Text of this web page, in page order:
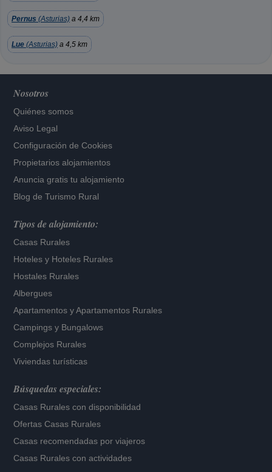
Pernus (Asturias) a 4,4 km
Lue (Asturias) a 4,5 km
Nosotros
Quiénes somos
Aviso Legal
Configuración de Cookies
Propietarios alojamientos
Anuncia gratis tu alojamiento
Blog de Turismo Rural
Tipos de alojamiento:
Casas Rurales
Hoteles y Hoteles Rurales
Hostales Rurales
Albergues
Apartamentos yApartamentos Rurales
Campings y Bungalows
Complejos Rurales
Viviendas turísticas
Búsquedas especiales:
Casas Rurales con disponibilidad
Ofertas Casas Rurales
Casas recomendadas por viajeros
Casas Rurales con actividades